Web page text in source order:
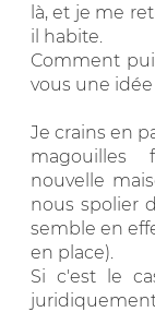
là, et je me
il habite.
Comment
vous une idée
Je crains en
magouilles
nouvelle
nous spolier
semble en
en place).
Si c'est le